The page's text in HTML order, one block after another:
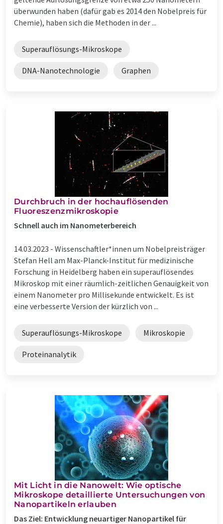
überwunden haben (dafür gab es 2014 den Nobelpreis für
Chemie), haben sich die Methoden in der ...
Superauflösungs-Mikroskope
DNA-Nanotechnologie Graphen
Durchbruch in der hochauflösenden
Fluoreszenzmikroskopie
Schnell auch im Nanometerbereich
14.03.2023 - Wissenschaftler*innen um Nobelpreisträger
Stefan Hell am Max-Planck-Institut für medizinische
Forschung in Heidelberg haben ein superauflösendes
Mikroskop mit einer räumlich-zeitlichen Genauigkeit von
einem Nanometer pro Millisekunde entwickelt. Es ist
eine verbesserte Version der kürzlich von ...
Superauflösungs-Mikroskope Mikroskopie
Proteinanalytik
Mit Licht in die Nanowelt: Wie optische
Mikroskope detaillierte Untersuchungen von
Nanopartikeln erlauben
Das Ziel: Entwicklung neuartiger Nanopartikel für